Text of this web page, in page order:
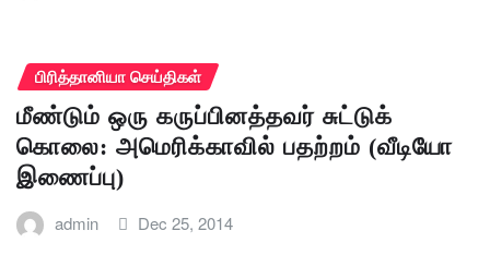
பிரித்தானியா செய்திகள்
மீண்டும் ஒரு கருப்பினத்தவர் சுட்டுக்
கொலை: அமெரிக்காவில் பதற்றம் (வீடியோ
இணைப்பு)
admin Dec 25, 2014